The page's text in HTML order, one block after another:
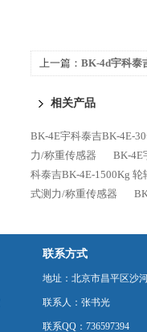
上一篇： BK-4d宇科泰
相关产品
BK-4E宇科泰吉BK-4E-
力/称重传感器
BK-4E
科泰吉BK-4E-1500Kg
式测力/称重传感器
联系方式
地址：北京市昌平区沙
联系人：张书光
联系QQ：736597394